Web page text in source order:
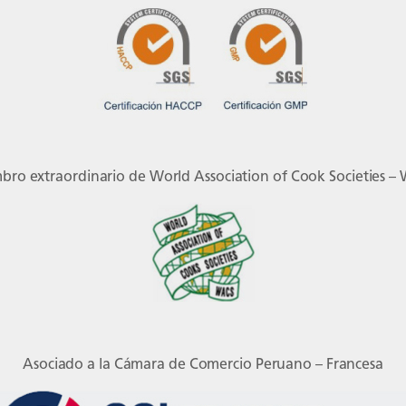
extraordinario de World Association of Cook Societies –
Asociado a la Cámara de Comercio Peruano – Francesa